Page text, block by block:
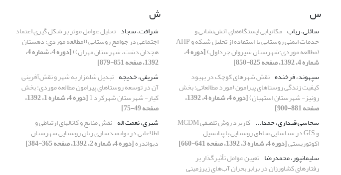
س
سائلی، رباب مکانیابی ایستگاه‌های آتش‌نشانی و
خدمات ایمنی روستایی با استفاده از تحلیل شبکه و AHP
(مطالعه موردی:‌شهرستان شیروان چرداول) [دوره 4،
شماره 4، 1392، صفحه 825-850]
سپهوند، فرخنده نقش شهرهای کوچک در بهبود
کیفیت زندگی روستاهای پیرامون (مورد مطالعاتی: بخش
رونیز- شهرستان استهبان) [دوره 4، شماره 4، 1392،
صفحه 881-900]
سجاسی قیداری، حمدا...
کاربرد روش تلفیقی MCDM
و GIS در شناسایی مناطق روستایی با پتانسیل
اکوتوریستی[دوره 4، شماره 3، 1392، صفحه 641-660]
سلیمانپور، محمدرضا تعیین عوامل تأثیرگذار بر
رفتارهای کشاورزان در برابر بحران آب‌های زیرزمینی
ش
شرافت، سجاد تحلیل عوامل موثر بر شکل گیری اعتماد
اجتماعی در جوامع روستایی ((مطالعه موردی: دهستان
هجدان دشت، شهرستان مهران)) [دوره 4، شماره 4،
1392، صفحه 851-879]
شریفی، خدیجه تبدیل شلمزار به شهر و نقش‌آفرینی
آن در توسعه روستاهای پیرامون مطالعه موردی: بخش
کیار- شهرستان شهرکرد 1 [دوره 4، شماره 1، 1392،
صفحه 49-75]
شیری، نعمت اله نقش منابع و کانال‏های ارتباطی و
اطلاعاتی در توانمندسازی زنان روستایی شهرستان
دیواندره[دوره 4، شماره 2، 1392، صفحه 365-384]